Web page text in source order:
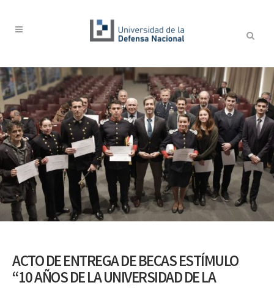
ACTO DE ENTREGA DE BECAS ESTÍMULO
“10 AÑOS DE LA UNIVERSIDAD DE LA